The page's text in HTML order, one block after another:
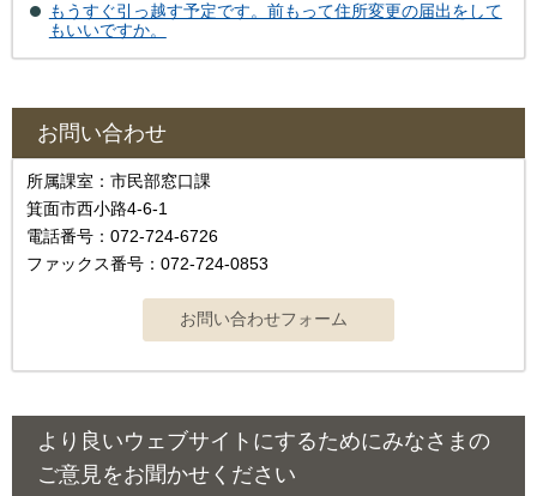
もうすぐ引っ越す予定です。前もって住所変更の届出をして
もいいですか。
お問い合わせ
所属課室：市民部窓口課
箕面市西小路4‐6‐1
電話番号：072-724-6726
ファックス番号：072-724-0853
より良いウェブサイトにするためにみなさまの
ご意見をお聞かせください